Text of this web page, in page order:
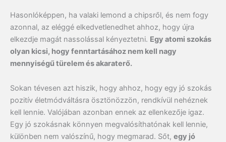
Hasonlóképpen, ha valaki lemond a chipsről, és nem fogy
azonnal, az eléggé elkedvetlenedhet ahhoz, hogy újra
elkezdje magát nassolással kényeztetni. Egy atomi szokás
olyan kicsi, hogy fenntartásához nem kell nagy
mennyiségű türelem és akaraterő.
Sokan tévesen azt hiszik, hogy ahhoz, hogy egy jó szokás
pozitív életmódváltásra ösztönözzön, rendkívül nehéznek
kell lennie. Valójában azonban ennek az ellenkezője igaz.
Egy jó szokásnak könnyen megvalósíthatónak kell lennie,
különben nem valószínű, hogy megmarad. Sőt, egy jó